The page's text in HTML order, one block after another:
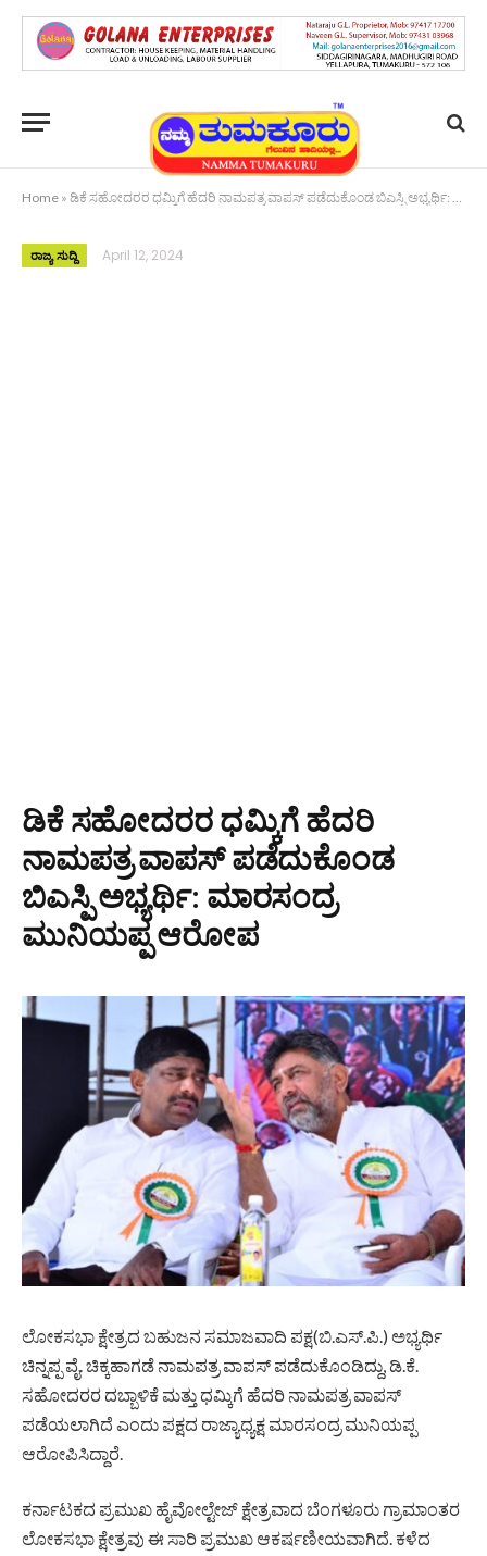
Home » ಡಿಕೆ ಸಹೋದರರ ಧಮ್ಕಿಗೆ ಹೆದರಿ ನಾಮಪತ್ರ ವಾಪಸ್ ಪಡೆದುಕೊಂಡ ಬಿಎಸ್ಪಿ ಅಭ್ಯರ್ಥಿ: ಮಾರಸಂದ್ರ ಮುನಿಯಪ್ಪ ಆರೋಪ
ರಾಜ್ಯ ಸುದ್ದಿ April 12, 2024
ಡಿಕೆ ಸಹೋದರರ ಧಮ್ಕಿಗೆ ಹೆದರಿ
ನಾಮಪತ್ರ ವಾಪಸ್ ಪಡೆದುಕೊಂಡ
ಬಿಎಸ್ಪಿ ಅಭ್ಯರ್ಥಿ: ಮಾರಸಂದ್ರ
ಮುನಿಯಪ್ಪ ಆರೋಪ
ಲೋಕಸಭಾ ಕ್ಷೇತ್ರದ ಬಹುಜನ ಸಮಾಜವಾದಿ ಪಕ್ಷ(ಬಿ.ಎಸ್.ಪಿ.) ಅಭ್ಯರ್ಥಿ
ಚಿನ್ನಪ್ಪ ವೈ. ಚಿಕ್ಕಹಾಗಡೆ ನಾಮಪತ್ರ ವಾಪಸ್ ಪಡೆದುಕೊಂಡಿದ್ದು, ಡಿ.ಕೆ.
ಸಹೋದರರ ದಬ್ಬಾಳಿಕೆ ಮತ್ತು ಧಮ್ಕಿಗೆ ಹೆದರಿ ನಾಮಪತ್ರ ವಾಪಸ್
ಪಡೆಯಲಾಗಿದೆ ಎಂದು ಪಕ್ಷದ ರಾಜ್ಯಾಧ್ಯಕ್ಷ ಮಾರಸಂದ್ರ ಮುನಿಯಪ್ಪ
ಆರೋಪಿಸಿದ್ದಾರೆ.
ಕರ್ನಾಟಕದ ಪ್ರಮುಖ ಹೈವೋಲ್ಟೇಜ್ ಕ್ಷೇತ್ರವಾದ ಬೆಂಗಳೂರು ಗ್ರಾಮಾಂತರ
ಲೋಕಸಭಾ ಕ್ಷೇತ್ರವು ಈ ಸಾರಿ ಪ್ರಮುಖ ಆಕರ್ಷಣೀಯವಾಗಿದೆ. ಕಳೆದ